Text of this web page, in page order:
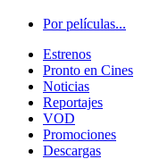
Por películas...
Estrenos
Pronto en Cines
Noticias
Reportajes
VOD
Promociones
Descargas